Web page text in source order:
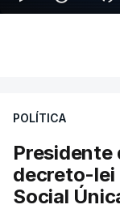
POLÍTICA
Presidente
decreto-lei
Social